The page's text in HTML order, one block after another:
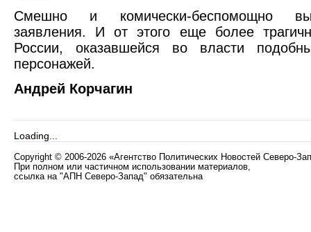
Смешно и комически-беспомощно
заявления. И от этого еще более
России, оказавшейся во власти
персонажей.
Андрей Корчагин
Loading...
Copyright © 2006-2026 «Агентство Политических Новостей Северо-
При полном или частичном использовании материалов,
ссылка на "АПН Северо-Запад" обязательна